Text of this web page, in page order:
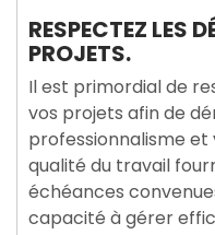
RESPECTEZ LES
PROJETS.
Il est primordial de
vos projets afin de
professionnalisme
qualité du travail
échéances
capacité à gérer